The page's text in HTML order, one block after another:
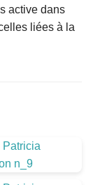
active dans
liées à la